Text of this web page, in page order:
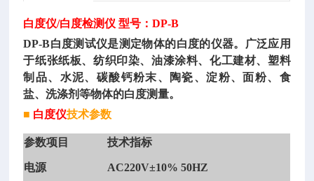
白度仪/白度检测仪 型号：DP-B
DP-B白度测试仪是测定物体的白度的仪器。广泛应用
于纸张纸板、纺织印染、油漆涂料、化工建材、塑料
制品、水泥、碳酸钙粉末、陶瓷、淀粉、面粉、食
盐、洗涤剂等物体的白度测量。
■ 白度仪技术参数
参数项目 技术指标
电源 AC220V±10% 50HZ